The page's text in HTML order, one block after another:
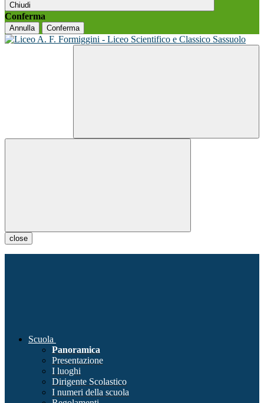
Chiudi
Conferma
Annulla Conferma
close
Scuola
Panoramica
Presentazione
I luoghi
Dirigente Scolastico
I numeri della scuola